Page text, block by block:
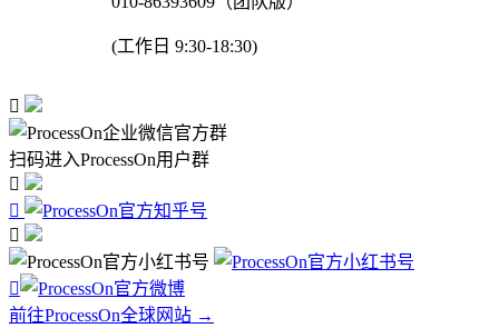
(工作日 9:30-18:30)

扫码进入ProcessOn用户群




前往ProcessOn全球网站 →